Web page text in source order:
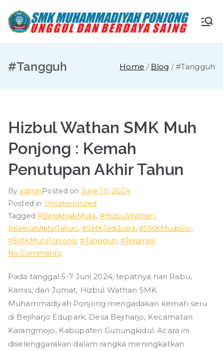
content
S
M
u
P
Ungg
ul
Berda
#Tangguh Home Blog #Tangguh
Hizbul Wathan SMK Muh
Ponjong : Kemah
Penutupan Akhir Tahun
By adminPosted on June 10, 2024
Posted in Uncategorized
Tagged#BerakhlakMulia, #HizbulWathan,
#KemahAkhirTahun, #SMKJadiJuara, #SMKMudaPo,
#SMKMuhPonjong,#Tangguh, #Terampil
No Commentson
Wathan
SMK
Muh
Ponjong
:
Kemah
Pada tanggal 5-7 Juni 2024, tepatnya hari Rabu,
Kamis, dan Jumat, Hizbul Wathan SMK
Muhammadiyah Ponjong mengadakan kemah seru
di Bejiharjo Edupark, Desa Bejiharjo, Kecamatan
Karangmojo, Kabupaten Gunungkidul. Acara ini
diselenggarakan dalam rangka meningkatkan